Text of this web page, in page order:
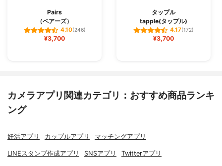
Pairs
（ペアーズ）
4.10(246)
¥3,700
タップル
tapple(タップル)
4.17(172)
¥3,700
カメラアプリ関連カテゴリ：おすすめ商品ランキ
ング
妊活アプリ カップルアプリ マッチングアプリ
LINEスタンプ作成アプリ SNSアプリ Twitterアプリ